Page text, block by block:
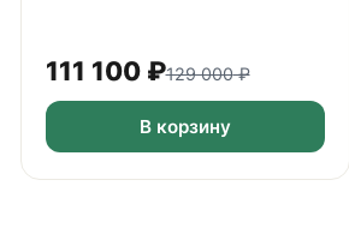
111 100₽129 000₽
В корзину